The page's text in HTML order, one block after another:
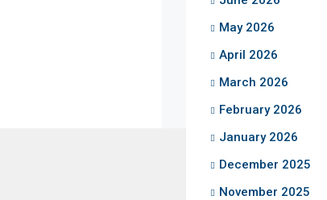
May 2026
April 2026
March 2026
February 2026
January 2026
December 2025
November 2025